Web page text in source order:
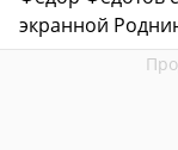
экранной